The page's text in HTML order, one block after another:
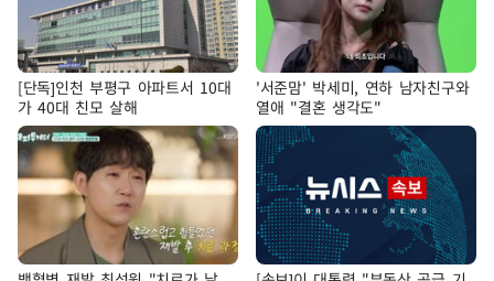
[단독]인천 부평구 아파트서 10대
가 40대 친모 살해
'서준맘' 박세미, 연하 남자친구와
열애 "결혼 생각도"